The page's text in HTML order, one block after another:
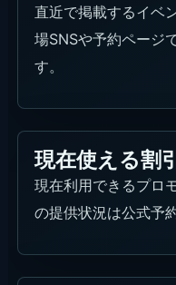
直近で掲載するイベ
場SNSや予約ページ
す。
現在使える割
現在利用できるプロ
の提供状況は公式予